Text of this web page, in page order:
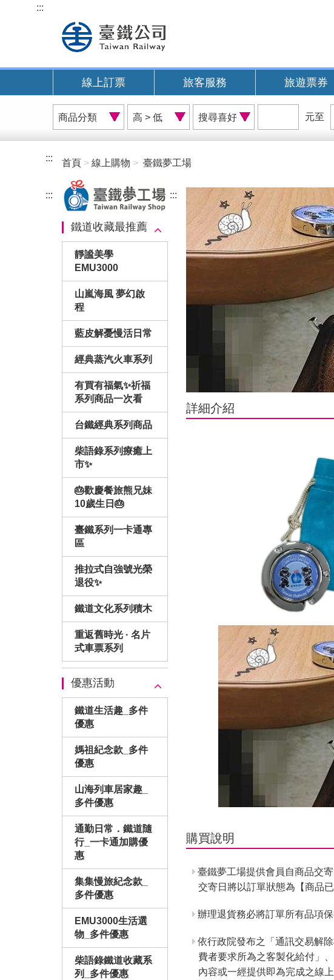
內
:::
線上訂票 旅客服務 旅遊票券
商
品
分
價
格
排
搜
尋
喜
位
元至
::: 首頁 線上購物 臺鐵夢工場
:::
鐵道收藏最推薦
靜謐美學
EMU3000
山嵐海風 夢幻啟
程
藍皮解憂慢活日常
經典蒸汽火車系列
有買有福氣✨祈福
系列商品一次看
台鐵經典系列商品
柴語錄系列療癒上
市✨
🎂歡慶餐旅熊兄妹
10歲生日🎂
臺鐵系列一卡通專
區
推拉式自強號光榮
退役✨
鐵道文化系列積木
重返舊時光 · 名片
式車票系列
優惠活動
鐵道生活趣_多件
優惠
媽祖紀念款_多件
優惠
山海列車居家趣_
多件優惠
通勤日常．鐵道隨
行_一卡通加購優
惠
集集慢旅紀念款_
多件優惠
EMU3000生活選
物_多件優惠
柴語錄鐵道收藏系
列_多件優惠
:::
詳細介紹
購買說明
臺鐵夢工場提供會員自商品交
交寄日將以訂單狀態為【商品已
辦理退貨務必將訂單所有品項
依行政院發布之「通訊交易解
費者要求所為之客製化給付」
內容或一經提供即為完成之線